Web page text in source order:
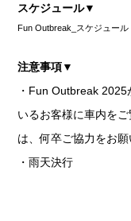
スケジュール▼
Fun Outbreak_スケジュール
注意事項▼
・Fun Outbreak
いるお客様に車内を
は、何卒ご協力をお願
・雨天決行